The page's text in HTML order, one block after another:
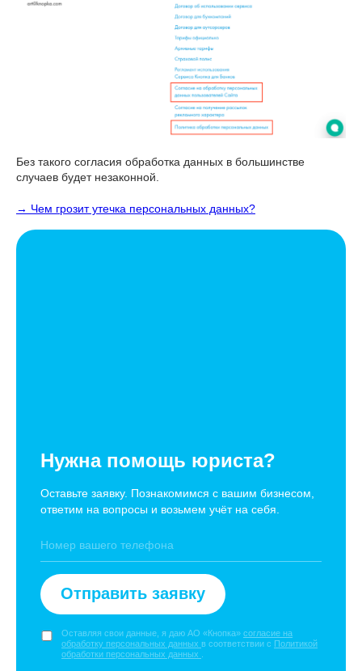
Без такого согласия обработка данных в большинстве
случаев будет незаконной.
→ Чем грозит утечка персональных данных?
Нужна помощь юриста?
Оставьте заявку. Познакомимся с вашим бизнесом,
ответим на вопросы и возьмем учёт на себя.
Отправить заявку
Оставляя свои данные, я даю АО «Кнопка» согласие на
обработку персональных данных в соответствии с Политикой
обработки персональных данных